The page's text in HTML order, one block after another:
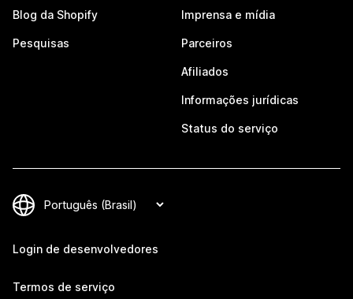
Blog da Shopify
Pesquisas
Imprensa e mídia
Parceiros
Afiliados
Informações jurídicas
Status do serviço
Login de desenvolvedores
Termos de serviço